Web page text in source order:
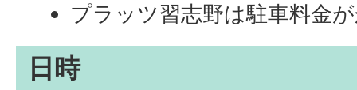
プラッツ習志野は駐車料金
日時